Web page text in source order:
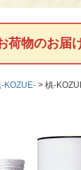
荷物のお届
KOZUE- 槙